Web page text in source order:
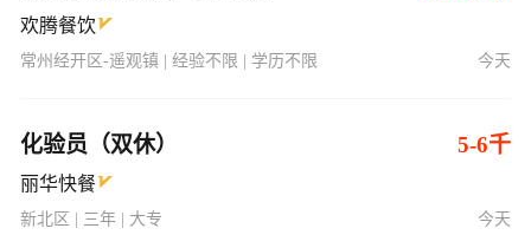
欢腾餐饮
常州经开区-遥观镇 | 经验不限 | 学历不限 今天
化验员（双休） 5-6千
丽华快餐
新北区 | 三年 | 大专 今天